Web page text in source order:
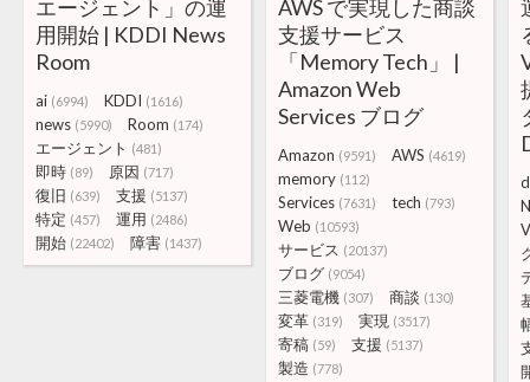
エージェント」の運
用開始 | KDDI News
Room
ai (6994) KDDI (1616)
news (5990) Room (174)
エージェント (481)
即時 (89) 原因 (717)
復旧 (639) 支援 (5137)
特定 (457) 運用 (2486)
開始 (22402) 障害 (1437)
AWS で実現した商談
支援サービス
「Memory Tech」 |
Amazon Web
Services ブログ
Amazon (9591) AWS (4619)
memory (112)
Services (7631) tech (793)
Web (10593)
サービス (20137)
ブログ (9054)
三菱電機 (307) 商談 (130)
変革 (319) 実現 (3517)
寄稿 (59) 支援 (5137)
製造 (778)